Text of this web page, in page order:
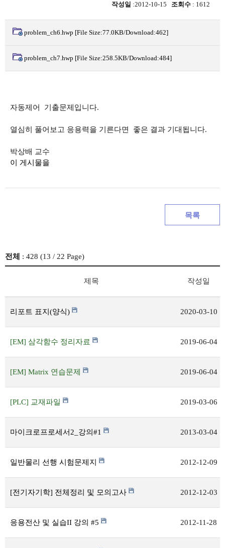
작성일 :2012-10-15 조회수 : 1612
problem_ch6.hwp [File Size:77.0KB/Download:462]
problem_ch7.hwp [File Size:258.5KB/Download:484]
자동제어 기출문제입니다.
열심히 풀어보고 응용력을 기른다면 좋은 결과 기대됩니다.
박상배 교수
이 게시물을
목록
전체 : 428 (13 / 22 Page)
제목 작성일
리포트 표지(양식) 2020-03-10
[EM] 삼각함수 정리자료 2019-06-04
[EM] Matrix 연습문제 2019-06-04
[PLC] 교재파일 2019-03-06
마이크로프로세서2_강의#1 2013-03-04
일반물리 선행 시험문제지 2012-12-09
[전기자기학] 전체정리 및 모의고사 2012-12-03
응용전산 및 실습II 강의 #5 2012-11-28